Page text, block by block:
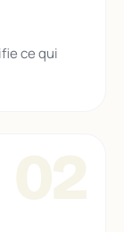
ce qui
02